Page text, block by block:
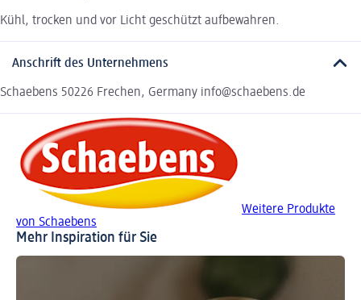
Kühl, trocken und vor Licht geschützt aufbewahren.
Anschrift des Unternehmens
Schaebens 50226 Frechen, Germany info@schaebens.de
Weitere Produkte
von Schaebens
Mehr Inspiration für Sie